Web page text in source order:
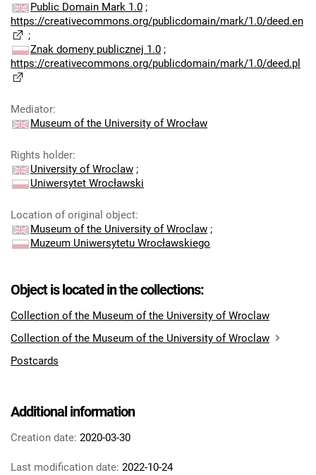
Public Domain Mark 1.0 ;
https://creativecommons.org/publicdomain/mark/1.0/deed.en
;
Znak domeny publicznej 1.0 ;
https://creativecommons.org/publicdomain/mark/1.0/deed.pl
Mediator:
Museum of the University of Wrocław
Rights holder:
University of Wroclaw ;
Uniwersytet Wrocławski
Location of original object:
Museum of the University of Wroclaw ;
Muzeum Uniwersytetu Wrocławskiego
Object is located in the collections:
Collection of the Museum of the University of Wroclaw
Collection of the Museum of the University of Wroclaw
Postcards
Additional information
Creation date: 2020-03-30
Last modification date: 2022-10-24